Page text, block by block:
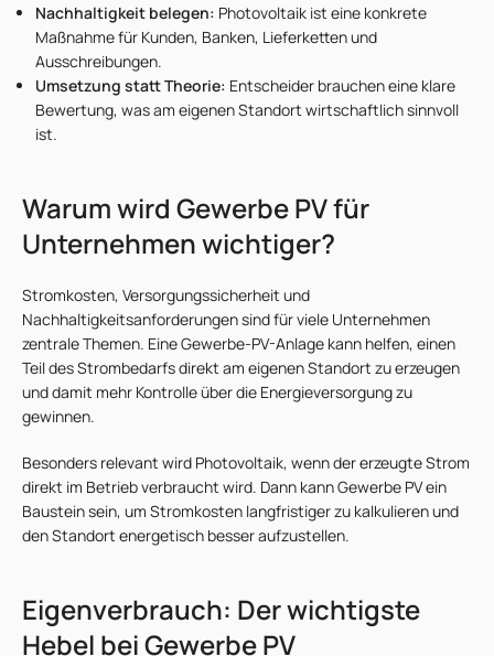
Nachhaltigkeit belegen: Photovoltaik ist eine konkrete
Maßnahme für Kunden, Banken, Lieferketten und
Ausschreibungen.
Umsetzung statt Theorie: Entscheider brauchen eine klare
Bewertung, was am eigenen Standort wirtschaftlich sinnvoll
ist.
Warum wird Gewerbe PV für
Unternehmen wichtiger?
Stromkosten, Versorgungssicherheit und
Nachhaltigkeitsanforderungen sind für viele Unternehmen
zentrale Themen. Eine Gewerbe-PV-Anlage kann helfen, einen
Teil des Strombedarfs direkt am eigenen Standort zu erzeugen
und damit mehr Kontrolle über die Energieversorgung zu
gewinnen.
Besonders relevant wird Photovoltaik, wenn der erzeugte Strom
direkt im Betrieb verbraucht wird. Dann kann Gewerbe PV ein
Baustein sein, um Stromkosten langfristiger zu kalkulieren und
den Standort energetisch besser aufzustellen.
Eigenverbrauch: Der wichtigste
Hebel bei Gewerbe PV